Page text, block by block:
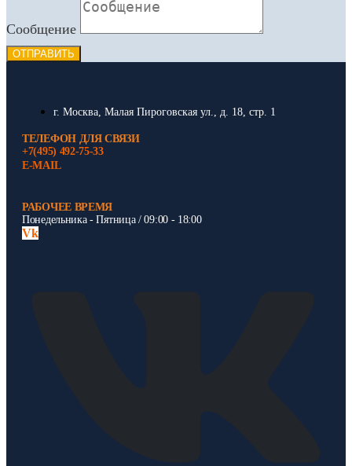
Сообщение
ОТПРАВИТЬ
г. Москва, Малая Пироговская ул., д. 18, стр. 1
ТЕЛЕФОН ДЛЯ СВЯЗИ
+7(495) 492-75-33
E-MAIL
РАБОЧЕЕ ВРЕМЯ
Понедельника - Пятница / 09:00 - 18:00
Vk